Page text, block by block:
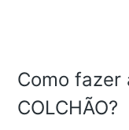
Como fazer
COLCHÃO?